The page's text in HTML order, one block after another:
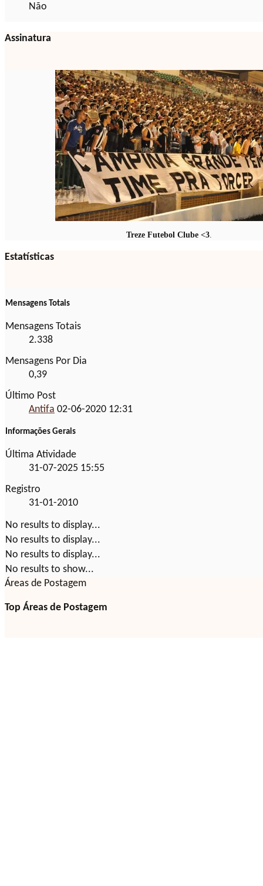
Não
Assinatura
Treze Futebol Clube <3.
Estatísticas
Mensagens Totais
Mensagens Totais
2.338
Mensagens Por Dia
0,39
Último Post
Antifa 02-06-2020 12:31
Informações Gerais
Última Atividade
31-07-2025 15:55
Registro
31-01-2010
No results to display...
No results to display...
No results to display...
No results to show...
Áreas de Postagem
Top Áreas de Postagem